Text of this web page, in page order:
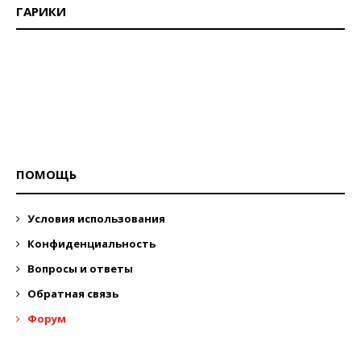
ГАРИКИ
ПОМОЩЬ
Условия использования
Конфиденциальность
Вопросы и ответы
Обратная связь
Форум